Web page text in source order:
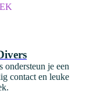
je een
contact en leuke